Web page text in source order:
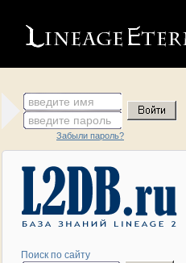
введите имя
введите пароль
Забыли пароль?
Поиск по сайту